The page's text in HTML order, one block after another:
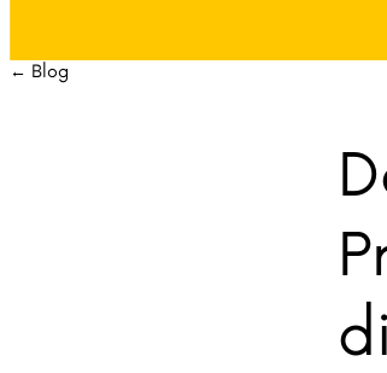
← Blog